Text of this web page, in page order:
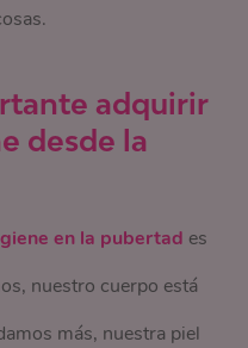
adquirir
desde la
en la pubertad es
nuestro cuerpo está
más, nuestra piel